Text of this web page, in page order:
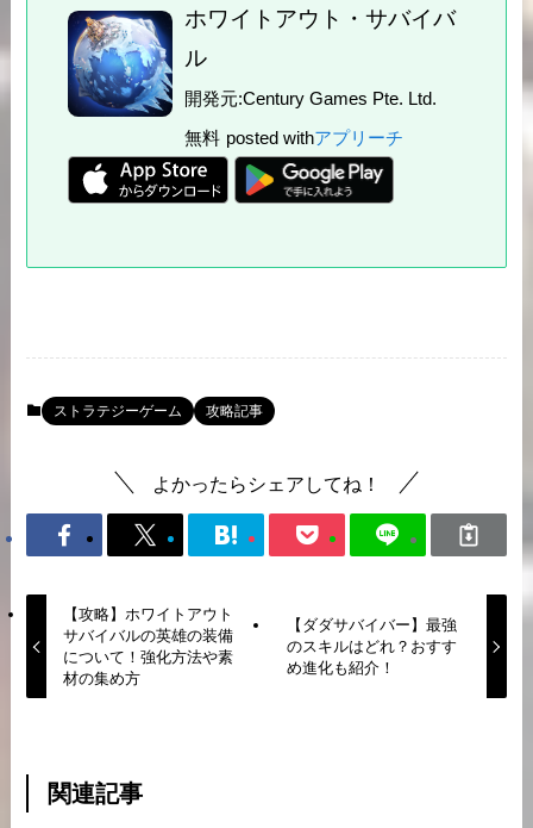
ホワイトアウト・サバイバ
ル
開発元:Century Games Pte. Ltd.
無料 posted withアプリーチ
ストラテジーゲーム 攻略記事
よかったらシェアしてね！
【攻略】ホワイトアウト
サバイバルの英雄の装備
について！強化方法や素
材の集め方
【ダダサバイバー】最強
のスキルはどれ？おすす
め進化も紹介！
関連記事